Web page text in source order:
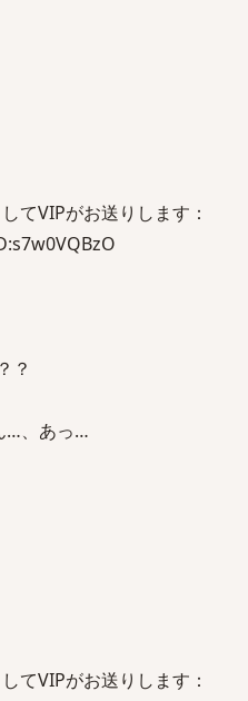
てVIPがお送りします：
？
…、あっ…
てVIPがお送りします：